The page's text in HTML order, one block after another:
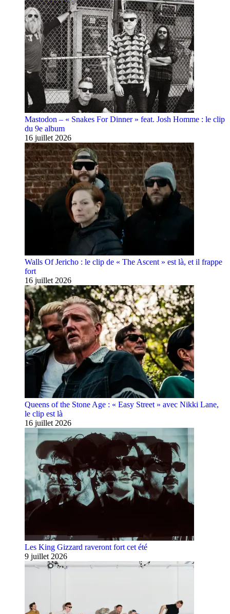
Mastodon – « Snakes For Dinner » feat. Josh Homme : le clip
du 9e album
16 juillet 2026
Walls Of Jericho : le clip de « The Ascent » est là, et il frappe
fort
16 juillet 2026
Queens of the Stone Age : « Easy Street » avec Nikki Lane,
le clip est là
16 juillet 2026
Les King Gizzard raveront fort cet été
9 juillet 2026